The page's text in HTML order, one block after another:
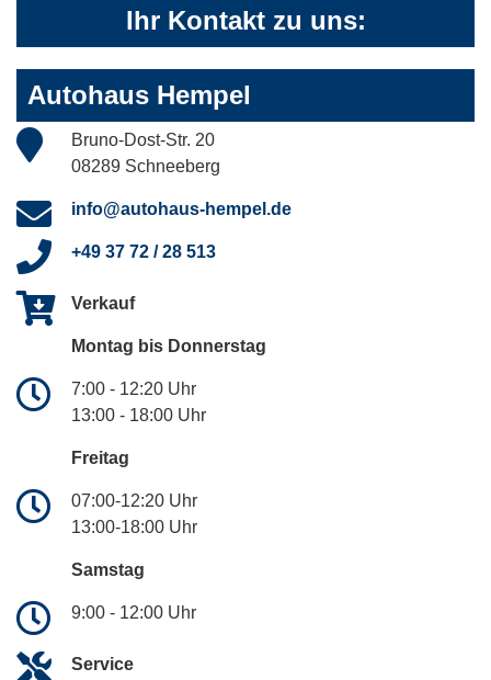
Ihr Kontakt zu uns:
Autohaus Hempel
Bruno-Dost-Str. 20
08289 Schneeberg
info@autohaus-hempel.de
+49 37 72 / 28 513
Verkauf
Montag bis Donnerstag
7:00 - 12:20 Uhr
13:00 - 18:00 Uhr
Freitag
07:00-12:20 Uhr
13:00-18:00 Uhr
Samstag
9:00 - 12:00 Uhr
Service